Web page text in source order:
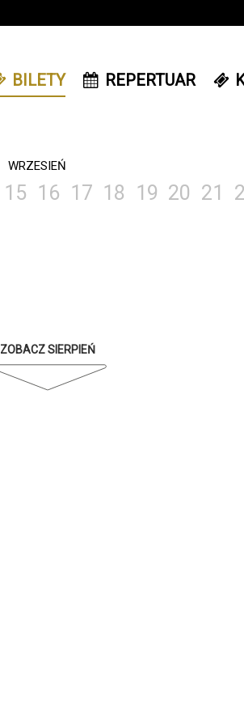
BILETY REPERTUAR
WRZESIEŃ
15 16 17 18 19 20 21
ZOBACZ SIERPIEŃ